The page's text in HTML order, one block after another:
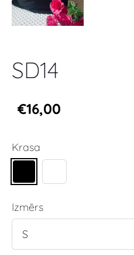
SD14
€16,00
Krasa
Izmērs